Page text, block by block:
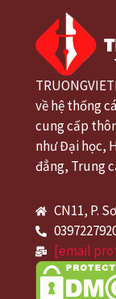
về hệ thống
cung cấp
như Đại học,
đẳng, Trung
CN11, P.
[email